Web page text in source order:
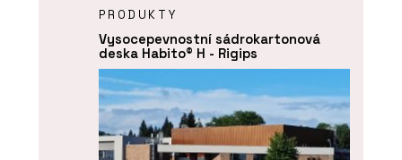
PRODUKTY
Vysocepevnostní sádrokartonová
deska Habito® H - Rigips